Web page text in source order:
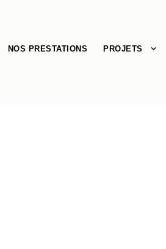
NOS PRESTATIONS PROJETS